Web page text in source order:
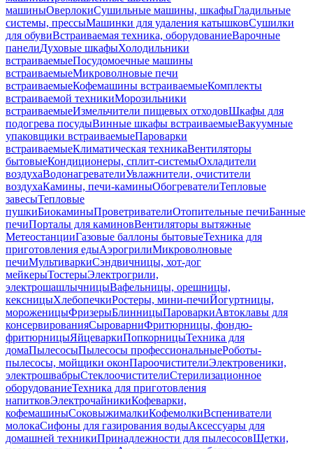
машиныОверлокиСушильные машины, шкафыГладильные
системы, прессыМашинки для удаления катышковСушилки
для обувиВстраиваемая техника, оборудованиеВарочные
панелиДуховые шкафыХолодильники
встраиваемыеПосудомоечные машины
встраиваемыеМикроволновые печи
встраиваемыеКофемашины встраиваемыеКомплекты
встраиваемой техникиМорозильники
встраиваемыеИзмельчители пищевых отходовШкафы для
подогрева посудыВинные шкафы встраиваемыеВакуумные
упаковщики встраиваемыеПароварки
встраиваемыеКлиматическая техникаВентиляторы
бытовыеКондиционеры, сплит-системыОхладители
воздухаВодонагревателиУвлажнители, очистители
воздухаКамины, печи-каминыОбогревателиТепловые
завесыТепловые
пушкиБиокаминыПроветривателиОтопительные печиБанные
печиПорталы для каминовВентиляторы вытяжные
МетеостанцииГазовые баллоны бытовыеТехника для
приготовления едыАэрогрилиМикроволновые
печиМультиваркиСэндвичницы, хот-дог
мейкерыТостерыЭлектрогрили,
электрошашлычницыВафельницы, орешницы,
кексницыХлебопечкиРостеры, мини-печиЙогуртницы,
мороженицыФризерыБлинницыПароваркиАвтоклавы для
консервированияСыроварниФритюрницы, фондю-
фритюрницыЯйцеваркиПопкорницыТехника для
домаПылесосыПылесосы профессиональныеРоботы-
пылесосы, мойщики оконПароочистителиЭлектровеники,
электрошвабрыСтеклоочистителиСтерилизационное
оборудованиеТехника для приготовления
напитковЭлектрочайникиКофеварки,
кофемашиныСоковыжималкиКофемолкиВспениватели
молокаСифоны для газирования водыАксессуары для
домашней техникиПринадлежности для пылесосовЩетки,